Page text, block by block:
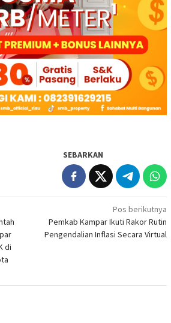
SEBARKAN
di
Pos berikutnya
Pemkab Kampar Ikuti Rakor Rutin
Pengendalian Inflasi Secara Virtual